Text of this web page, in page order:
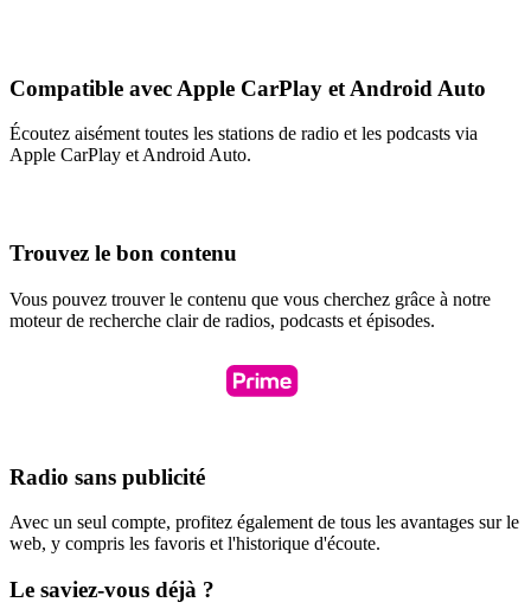
Compatible avec Apple CarPlay et Android Auto
Écoutez aisément toutes les stations de radio et les podcasts via
Apple CarPlay et Android Auto.
Trouvez le bon contenu
Vous pouvez trouver le contenu que vous cherchez grâce à notre
moteur de recherche clair de radios, podcasts et épisodes.
Radio sans publicité
Avec un seul compte, profitez également de tous les avantages sur le
web, y compris les favoris et l'historique d'écoute.
Le saviez-vous déjà ?